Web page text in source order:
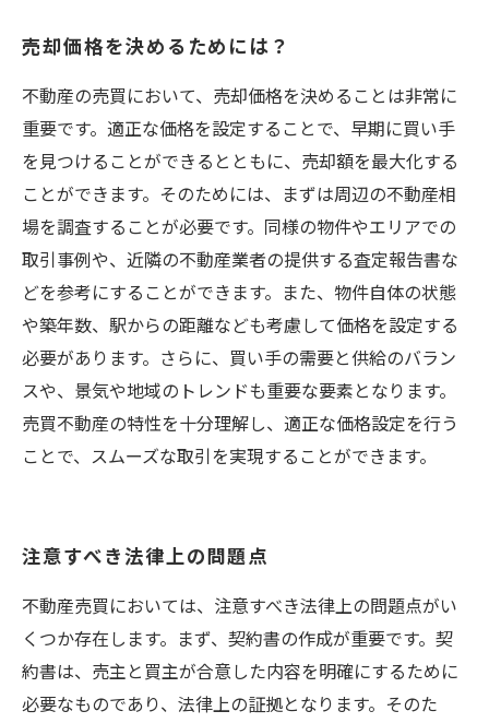
売却価格を決めるためには？
不動産の売買において、売却価格を決めることは非常に
重要です。適正な価格を設定することで、早期に買い手
を見つけることができるとともに、売却額を最大化する
ことができます。そのためには、まずは周辺の不動産相
場を調査することが必要です。同様の物件やエリアでの
取引事例や、近隣の不動産業者の提供する査定報告書な
どを参考にすることができます。また、物件自体の状態
や築年数、駅からの距離なども考慮して価格を設定する
必要があります。さらに、買い手の需要と供給のバラン
スや、景気や地域のトレンドも重要な要素となります。
売買不動産の特性を十分理解し、適正な価格設定を行う
ことで、スムーズな取引を実現することができます。
注意すべき法律上の問題点
不動産売買においては、注意すべき法律上の問題点がい
くつか存在します。まず、契約書の作成が重要です。契
約書は、売主と買主が合意した内容を明確にするために
必要なものであり、法律上の証拠となります。そのた